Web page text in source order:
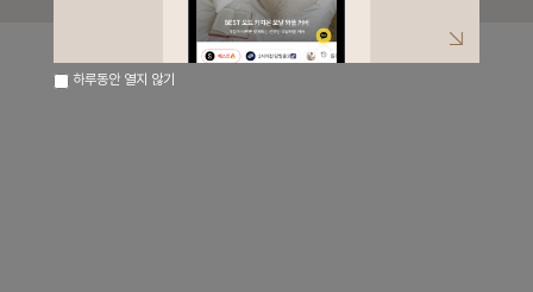
하루동안 열지 않기